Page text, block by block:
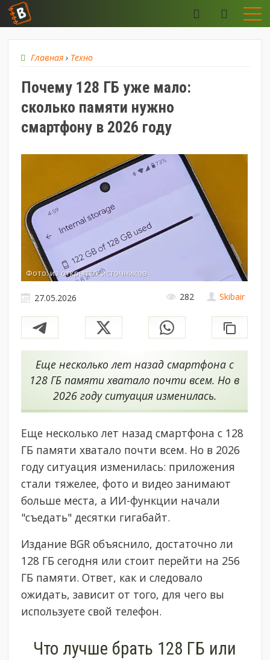
Главная › Техно
Почему 128 ГБ уже мало:
сколько памяти нужно
смартфону в 2026 году
Фото: из открытых источников
Skibair
27.05.2026 282
Еще несколько лет назад смартфона с
128 ГБ памяти хватало почти всем. Но в
2026 году ситуация изменилась.
Еще несколько лет назад смартфона с 128
ГБ памяти хватало почти всем. Но в 2026
году ситуация изменилась: приложения
стали тяжелее, фото и видео занимают
больше места, а ИИ-функции начали
"съедать" десятки гигабайт.
Издание BGR объяснило, достаточно ли
128 ГБ сегодня или стоит перейти на 256
ГБ памяти. Ответ, как и следовало
ожидать, зависит от того, для чего вы
используете свой телефон.
Что лучше брать 128 ГБ или